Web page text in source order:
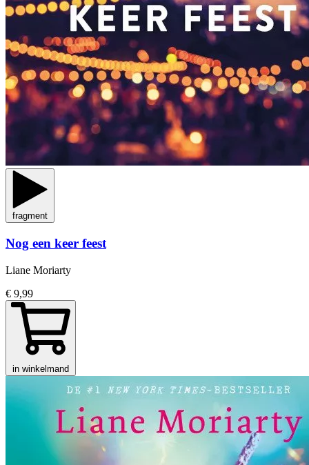
fragment
Nog een keer feest
Liane Moriarty
€ 9,99
in winkelmand